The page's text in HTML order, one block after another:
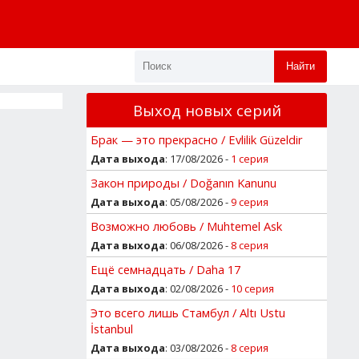
Найти
Выход новых серий
Брак — это прекрасно / Evlilik Güzeldir
Дата выхода: 17/08/2026 - 1 серия
Закон природы / Doğanın Kanunu
Дата выхода: 05/08/2026 -9 серия
Возможно любовь / Muhtemel Ask
Дата выхода: 06/08/2026 - 8 серия
Ещё семнадцать / Daha 17
Дата выхода: 02/08/2026 - 10 серия
Это всего лишь Стамбул / Altı Ustu
İstanbul
Дата выхода: 03/08/2026 - 8 серия